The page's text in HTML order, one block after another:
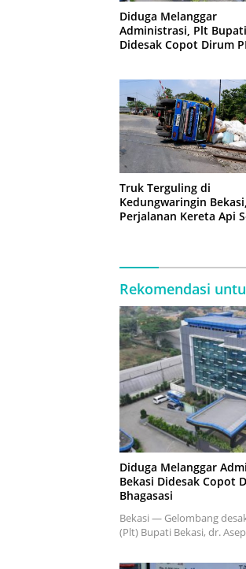
Diduga Melanggar
Administrasi, Plt
Didesak Copot Dirum
Truk Terguling di
Kedungwaringin
Perjalanan Kereta Api
Rekomendasi
Diduga Melanggar
Bekasi Didesak Copot
Bhagasasi
Bekasi — Gelombang
(Plt) Bupati Bekasi, dr.